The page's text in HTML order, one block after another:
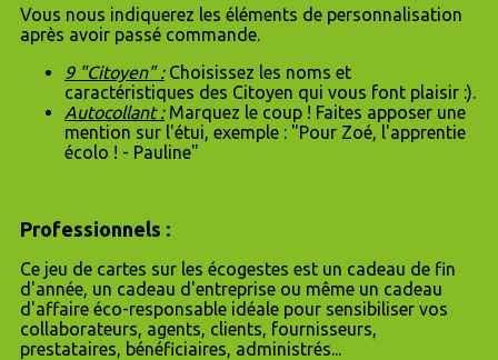
Vous nous indiquerez les éléments de personnalisation
après avoir passé commande.
9 "Citoyen" : Choisissez les noms et
caractéristiques des Citoyen qui vous font plaisir :).
Autocollant :Marquez le coup ! Faites apposer une
mention sur l'étui, exemple : "Pour Zoé, l'apprentie
écolo ! - Pauline"
Professionnels :
Ce jeu de cartes sur les écogestes est un cadeau de fin
d'année, un cadeau d'entreprise ou même un cadeau
d'affaire éco-responsable idéale pour sensibiliser vos
collaborateurs, agents, clients, fournisseurs,
prestataires, bénéficiaires, administrés...